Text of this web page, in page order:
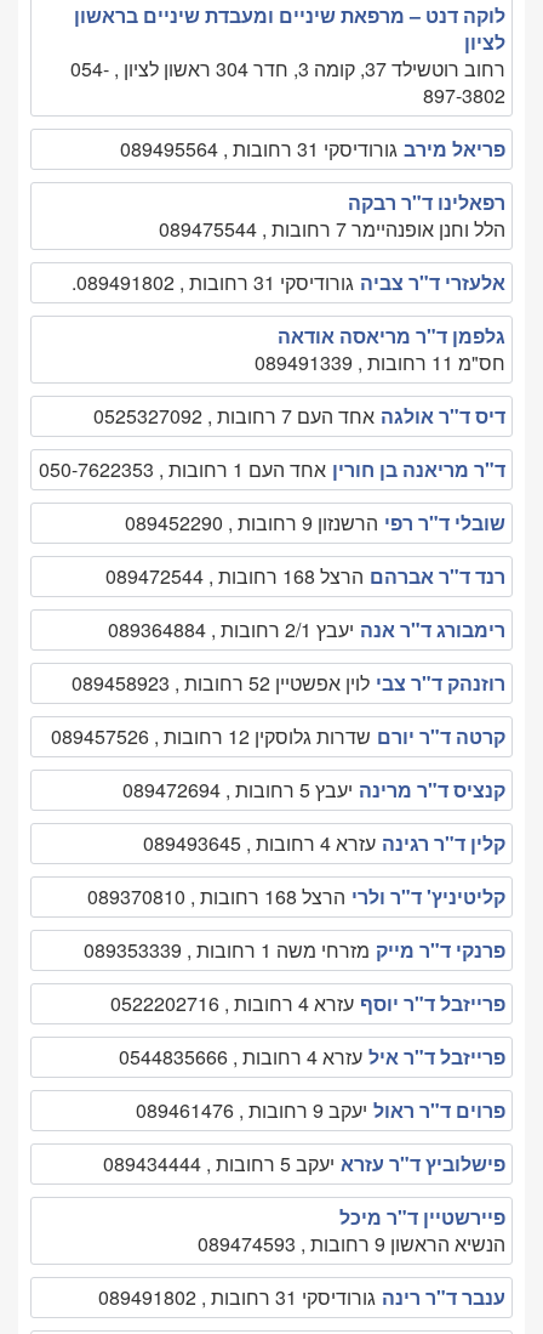
לוקה דנט – מרפאת שיניים ומעבדת שיניים בראשון
לציון
רחוב רוטשילד 37, קומה 3, חדר 304 ראשון לציון , 054-
897-3802
פריאל מירב גורודיסקי 31 רחובות , 089495564
רפאלינו ד"ר רבקה
הלל וחנן אופנהיימר 7 רחובות , 089475544
אלעזרי ד"ר צביה גורודיסקי 31 רחובות , 089491802.
גלפמן ד"ר מריאסה אודאה
חס"מ 11 רחובות , 089491339
דיס ד"ר אולגה אחד העם 7 רחובות , 0525327092
ד"ר מריאנה בן חורין אחד העם 1 רחובות , 050-7622353
שובלי ד"ר רפי הרשנזון 9 רחובות , 089452290
רנד ד"ר אברהם הרצל 168 רחובות , 089472544
רימבורג ד"ר אנה יעבץ 2/1 רחובות , 089364884
רוזנהק ד"ר צבי לוין אפשטיין 52 רחובות , 089458923
קרטה ד"ר יורם שדרות גלוסקין 12 רחובות , 089457526
קנציס ד"ר מרינה יעבץ 5 רחובות , 089472694
קלין ד"ר רגינה עזרא 4 רחובות , 089493645
קליטיניץ' ד"ר ולרי הרצל 168 רחובות , 089370810
פרנקי ד"ר מייק מזרחי משה 1 רחובות , 089353339
פרייזבל ד"ר יוסף עזרא 4 רחובות , 0522202716
פרייזבל ד"ר איל עזרא 4 רחובות , 0544835666
פרוים ד"ר ראול יעקב 9 רחובות , 089461476
פישלוביץ ד"ר עזרא יעקב 5 רחובות , 089434444
פיירשטיין ד"ר מיכל
הנשיא הראשון 9 רחובות , 089474593
ענבר ד"ר רינה גורודיסקי 31 רחובות , 089491802